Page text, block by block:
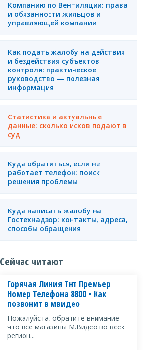
Компанию по Вентиляции: права
и обязанности жильцов и
управляющей компании
Как подать жалобу на действия
и бездействия субъектов
контроля: практическое
руководство — полезная
информация
Статистика и актуальные
данные: сколько исков подают в
суд
Куда обратиться, если не
работает телефон: поиск
решения проблемы
Куда написать жалобу на
Гостехнадзор: контакты, адреса,
способы обращения
Сейчас читают
Горячая Линия Тнт Премьер
Номер Телефона 8800 • Как
позвонит в мвидео
Пожалуйста, обратите внимание
что все магазины М.Видео во всех
регион...